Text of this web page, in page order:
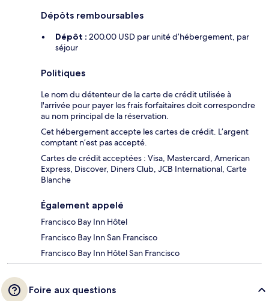
Dépôts remboursables
Dépôt : 200.00 USD par unité d’hébergement, par
séjour
Politiques
Le nom du détenteur de la carte de crédit utilisée à
l'arrivée pour payer les frais forfaitaires doit correspondre
au nom principal de la réservation.
Cet hébergement accepte les cartes de crédit. L’argent
comptant n’est pas accepté.
Cartes de crédit acceptées : Visa, Mastercard, American
Express, Discover, Diners Club, JCB International, Carte
Blanche
Également appelé
Francisco Bay Inn Hôtel
Francisco Bay Inn San Francisco
Francisco Bay Inn Hôtel San Francisco
Foire aux questions